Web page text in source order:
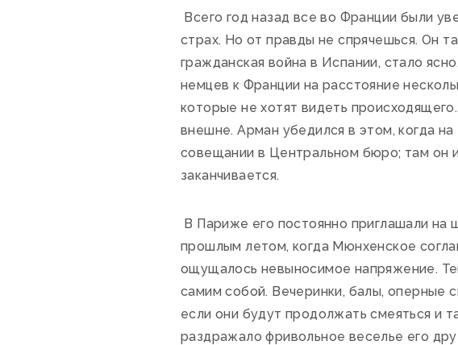
Всего год назад все во Франции были
страх. Но от правды не спрячешься. Он
гражданская война в Испании, стало
немцев к Франции на расстояние
которые не хотят видеть
внешне. Арман убедился в этом, когда
совещании в Центральном бюро; там он
заканчивается.
В Париже его постоянно приглашали на
прошлым летом, когда Мюнхенское
ощущалось невыносимое напряжение.
самим собой. Вечеринки, балы, оперные
если они будут продолжать смеяться и
раздражало фривольное веселье его